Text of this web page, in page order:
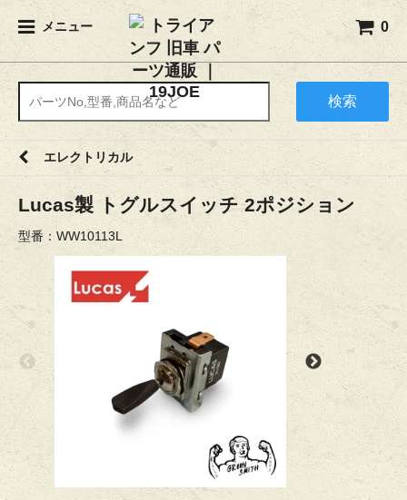
メニュー 0
検索
エレクトリカル
Lucas製 トグルスイッチ 2ポジション
型番：WW10113L